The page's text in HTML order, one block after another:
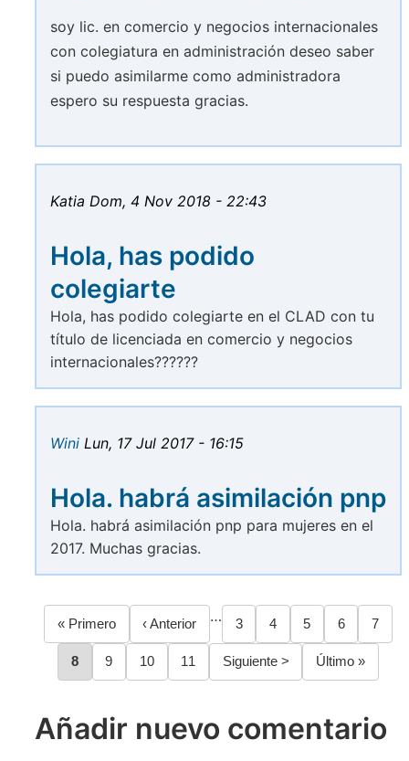
soy lic. en comercio y negocios internacionales
con colegiatura en administración deseo saber
si puedo asimilarme como administradora
espero su respuesta gracias.
Katia Dom, 4 Nov 2018 - 22:43
Hola, has podido
colegiarte
Hola, has podido colegiarte en el CLAD con tu
título de licenciada en comercio y negocios
internacionales??????
Wini Lun, 17 Jul 2017 - 16:15
Hola. habrá asimilación pnp
Hola. habrá asimilación pnp para mujeres en el
2017. Muchas gracias.
Paginación
Primera
página
« Primero
Página
anterior
‹ Anterior … Página
3 Página
4 Página
5 Página
6 7
Página
8 Página
9 Página
10 Página
11
Siguiente
página
Siguiente >
Última
página
Último »
Añadir nuevo comentario